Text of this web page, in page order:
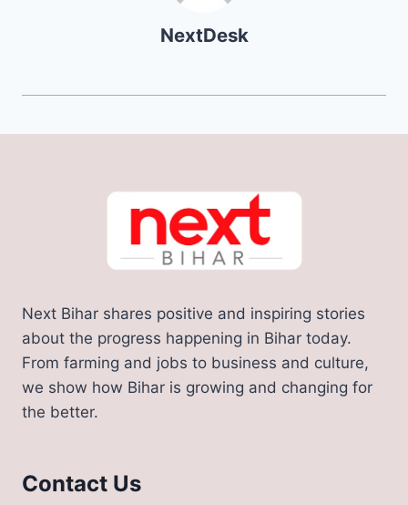
NextDesk
Next Bihar shares positive and inspiring stories
about the progress happening in Bihar today.
From farming and jobs to business and culture,
we show how Bihar is growing and changing for
the better.
Contact Us